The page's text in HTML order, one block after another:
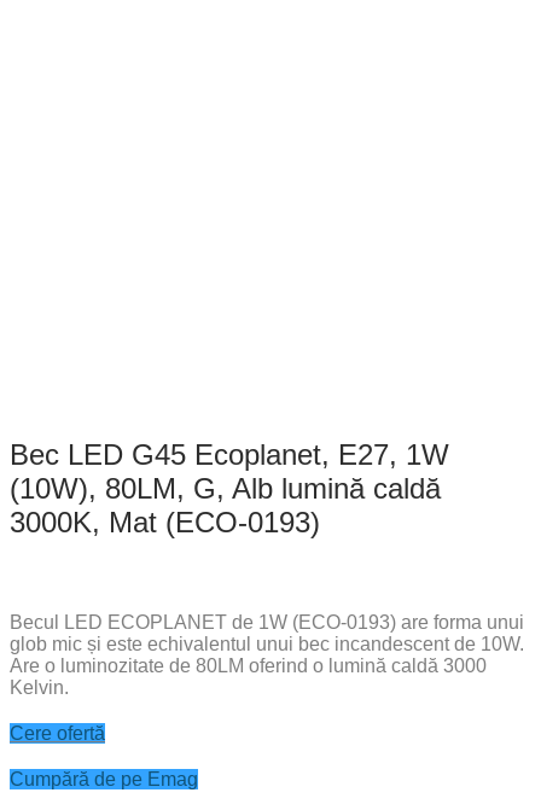
Bec LED G45 Ecoplanet, E27, 1W
(10W), 80LM, G, Alb lumină caldă
3000K, Mat (ECO-0193)
Becul LED ECOPLANET de 1W (ECO-0193) are forma unui
glob mic și este echivalentul unui bec incandescent de 10W.
Are o luminozitate de 80LM oferind o lumină caldă 3000
Kelvin.
Cere ofertă
Cumpără de pe Emag